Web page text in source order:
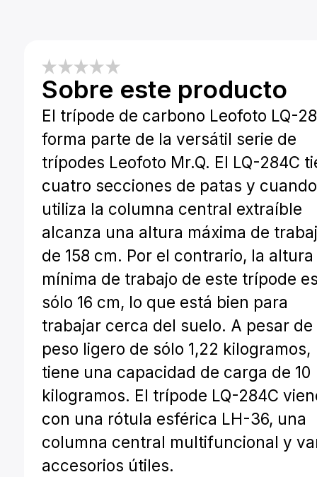
Sobre este producto
El trípode de carbono Leofoto LQ-
forma parte de la versátil serie de
trípodes Leofoto Mr.Q. El LQ-284C
cuatro secciones de patas y
utiliza la columna central extraíble
alcanza una altura máxima de
de 158 cm. Por el contrario, la altura
mínima de trabajo de este trípode
sólo 16 cm, lo que está bien para
trabajar cerca del suelo. A pesar de
peso ligero de sólo 1,22 kilogramos,
tiene una capacidad de carga de 10
kilogramos. El trípode LQ-284C
con una rótula esférica LH-36, una
columna central multifuncional y
accesorios útiles.